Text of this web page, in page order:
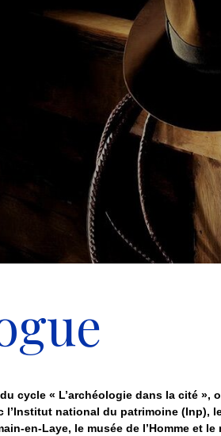
cycle « L’archéologie dans la cité »,
l’Institut national du patrimoine (Inp),
en-Laye, le musée de l’Homme et